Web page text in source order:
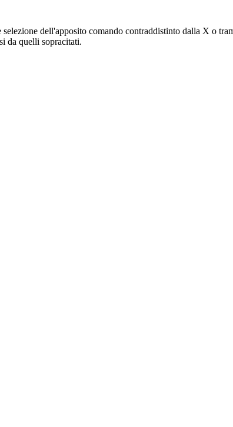
dell'apposito comando contraddistinto dalla X o
da quelli sopracitati.